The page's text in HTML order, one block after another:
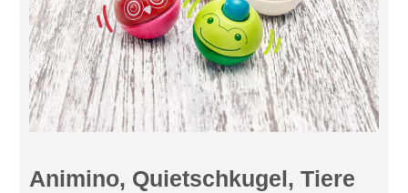
Animino, Quietschkugel, Tiere